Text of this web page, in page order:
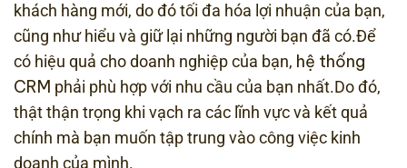
khách hàng mới, do đó tối đa hóa lợi nhuận của bạn,
cũng như hiểu và giữ lại những người bạn đã có.Để
có hiệu quả cho doanh nghiệp của bạn, hệ thống
CRM phải phù hợp với nhu cầu của bạn nhất.Do đó,
thật thận trọng khi vạch ra các lĩnh vực và kết quả
chính mà bạn muốn tập trung vào công việc kinh
doanh của mình.